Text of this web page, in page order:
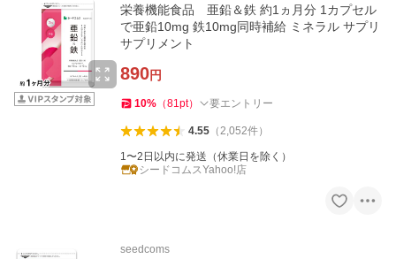
栄養機能食品 亜鉛＆鉄 約1ヵ月分 1カプセル
で亜鉛10mg 鉄10mg同時補給 ミネラル サプリ
サプリメント
890円
10% （81pt） 要エントリー
4.55（2,052件）
1〜2日以内に発送（休業日を除く）
シードコムスYahoo!店
seedcoms